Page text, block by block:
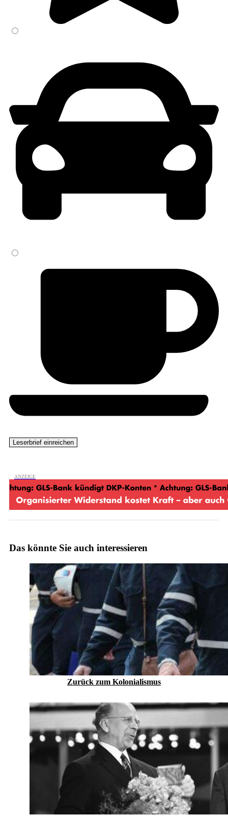
Das könnte Sie auch interessieren
Zurück zum Kolonialismus